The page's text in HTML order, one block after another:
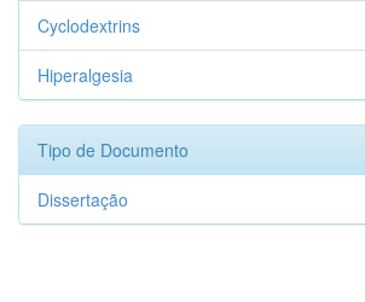
Cyclodextrins
Hiperalgesia
Tipo de Documento
Dissertação